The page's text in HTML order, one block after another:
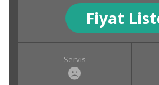
Fiyat
Servis